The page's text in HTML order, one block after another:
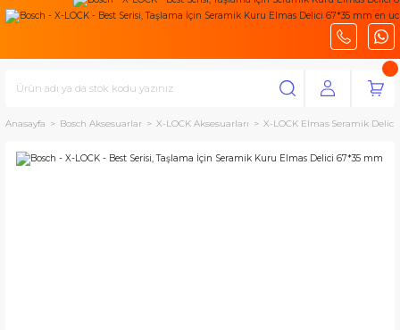
Anasayfa Bosch Aksesuarlar X-LOCK Aksesuarları X-LOCK Elmas Seramik